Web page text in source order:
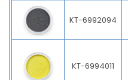
KT-6992094
KT-6994011